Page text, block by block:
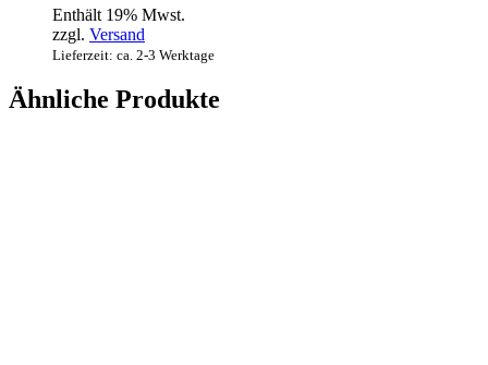
Enthält 19% Mwst.
zzgl. Versand
Lieferzeit: ca. 2-3 Werktage
Ähnliche Produkte